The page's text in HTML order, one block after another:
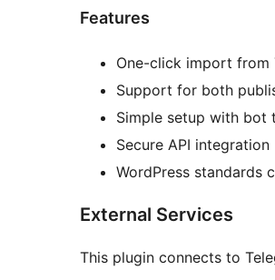
Features
One-click import from
Support for both
Simple setup with bot
Secure API integration
WordPress standards
External Services
This plugin connects to